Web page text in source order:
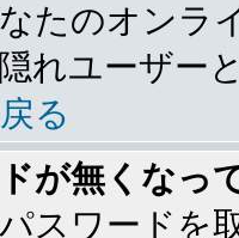
たのオンラ
れユーザー
る
が無くなっ
スワードを